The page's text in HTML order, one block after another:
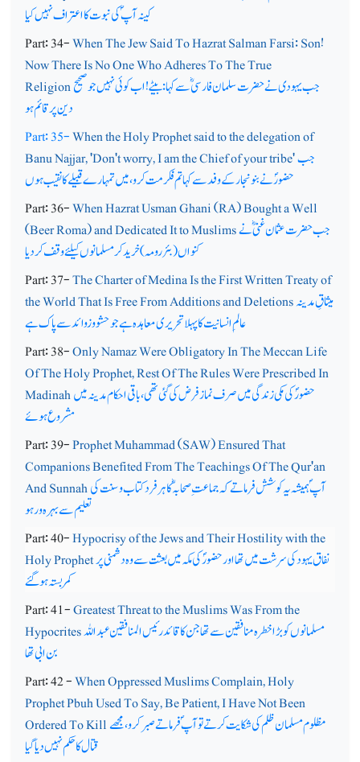
کینہ آپ ؐکی نبوت کا اعتراف نہیں کیا
Part: 34-When The Jew Said To Hazrat Salman Farsi: Son!
Now There Is No One Who Adheres To The True
Religionجب یہودی نے حضرت سلمان فارسیؓ سے کہا: بیٹے!اب کوئی نہیں جوصحیح
دین پرقائم ہو
Part: 35-When the Holy Prophet said to the delegation of
Banu Najjar, 'Don't worry, I am the Chief of your tribe'جب
حضورؐ نے بنونجار کے وفد سے کہا تم فکر مت کرو، میں تمہارے قبیلے کا نقیب ہوں
Part: 36-When Hazrat Usman Ghani (RA) Bought a Well
(Beer Roma) and Dedicated It to Muslimsجب حضرت عثمان غنیؓ نے
کنواں (بئر رومہ) خرید کر مسلمانوں کیلئے وقف کردیا
Part: 37-The Charter of Medina Is the First Written Treaty of
the World That Is Free From Additions and Deletionsمیثاقِ مدینہ
عالم ِ انسانیت کا پہلا تحریری معاہدہ ہے جو حشو و زوائد سے پاک ہے
Part: 38-Only Namaz Were Obligatory In The Meccan Life
Of The Holy Prophet, Rest Of The Rules Were Prescribed In
Madinahحضورؐ کی مکی زندگی میں صرف نماز فرض کی گئی تھی ، باقی احکام مدینہ میں
مشروع ہوئے
Part: 39-Prophet Muhammad (SAW) Ensured That
Companions Benefited From The Teachings Of The Qur'an
And Sunnahآپ ؐ ہمیشہ یہ کوشش فرماتے کہ جماعت ِ صحابہؓ کا ہرفرد کتاب و سنت کی
تعلیم سے بہرہ ور ہو
Part: 40-Hypocrisy of the Jews and Their Hostility with the
Holy Prophetنفاق یہود کی سرشت میں تھا اور حضورؐ کی مکہ میں بعثت سے وہ دشمنی پر
کمربستہ ہوگئے
Part: 41-Greatest Threat to the Muslims Was From the
Hypocritesمسلمانوں کو بڑا خطرہ منافقین سے تھا جن کا قائد رئیس المنافقین عبداللہ
بن ابی تھا
Part: 42 -When Oppressed Muslims Complain, Holy
Prophet Pbuh Used To Say, Be Patient, I Have Not Been
Ordered To Killمظلوم مسلمان ظلم کی شکایت کرتے توآپ ؐ فرماتے صبرکرو،مجھے
قتال کا حکم نہیں دیا گیا